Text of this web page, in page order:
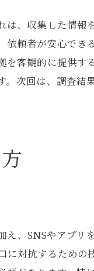
感情的つながりの影
な浮気の行動
究明する過程
気証拠収集のテ
しい探偵のアプロ
、収集した情
頼者が安心で
客観的に提供
次回は、調査結
、SNSやアプリ
対抗するため